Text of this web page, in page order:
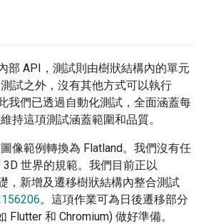
部 API，測試則由樹狀結構內的單元
試之外，沒有其他方式可以執行
我們已透過自動化測試，全面涵蓋每
持這項測試涵蓋範圍和品質。
像範例轉換為 Flatland。我們沒有任
世界的規範。我們目前正以
，新增及遷移樹狀結構內整合測試
。這項作業可為日後遷移部分
Flutter 和 Chromium) 做好準備。